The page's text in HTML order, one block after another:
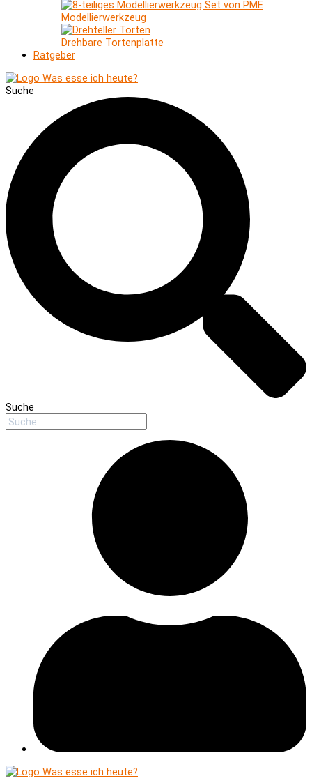
Modellierwerkzeug
Drehbare Tortenplatte
Ratgeber
Suche
Suche